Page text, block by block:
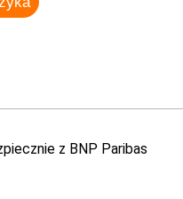
z BNP Paribas